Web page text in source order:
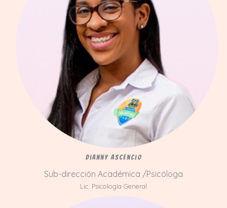
Dianny Ascencio
Sub-dirección Académica /Psicóloga
Lic. Psicología General